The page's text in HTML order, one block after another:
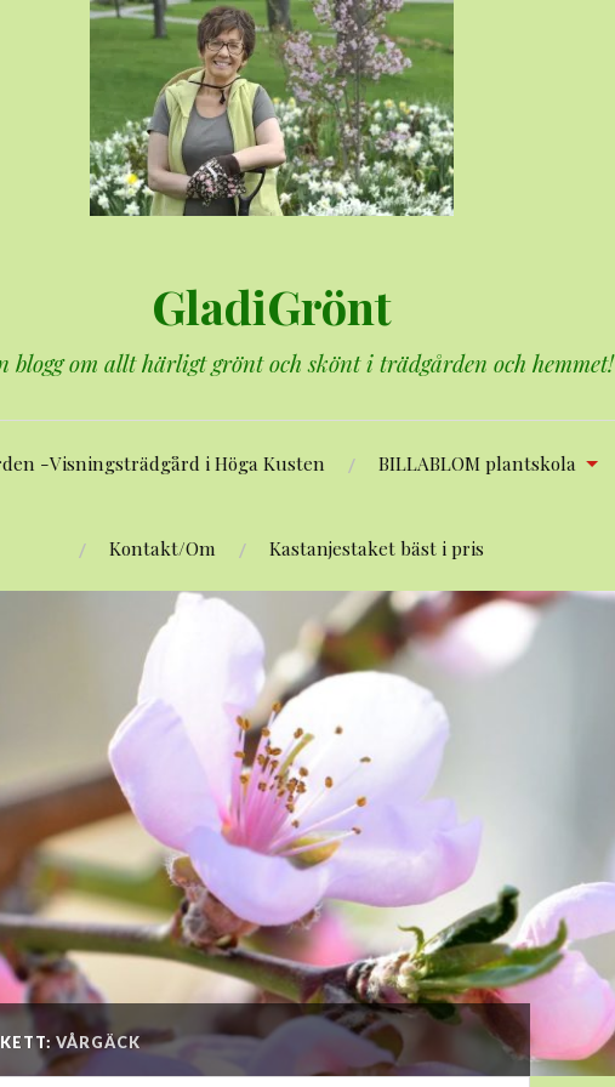
GladiGrönt
blogg om allt härligt grönt och skönt i trädgården och hemmet!
-Visningsträdgård i Höga Kusten BILLABLOM plantskola
Kontakt/Om Kastanjestaket bäst i pris
VÅRGÄCK